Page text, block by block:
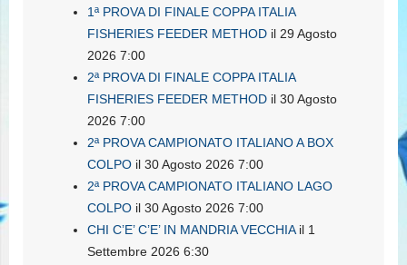
1ª PROVA DI FINALE COPPA ITALIA
FISHERIES FEEDER METHOD il 29 Agosto
2026 7:00
2ª PROVA DI FINALE COPPA ITALIA
FISHERIES FEEDER METHOD il 30 Agosto
2026 7:00
2ª PROVA CAMPIONATO ITALIANO A BOX
COLPO il 30 Agosto 2026 7:00
2ª PROVA CAMPIONATO ITALIANO LAGO
COLPO il 30 Agosto 2026 7:00
CHI C’E’ C’E’ IN MANDRIA VECCHIAil 1
Settembre 2026 6:30